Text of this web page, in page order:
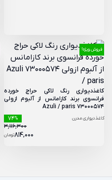
فروش ویژه!
کاغذدیواری رنگ لاکی حراج خورده
فرانسوی برند کازامانس از آلبوم ازولی
73000574 Azuli / paris
کاغذدیواری مدرن %
74
3,116,300
تومان814,000